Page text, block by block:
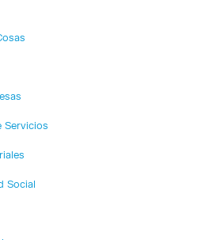
Servicios
Social